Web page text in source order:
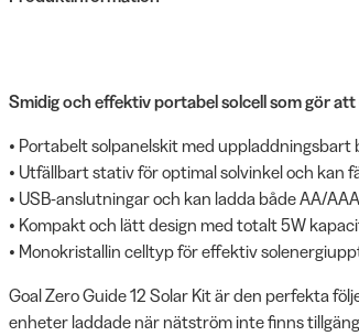
Smidig och effektiv portabel solcell som gör
• Portabelt solpanelskit med
• Utfällbart stativ för optimal solvinkel och kan
• USB-anslutningar och kan ladda både AA/
• Kompakt och lätt design med totalt 5W
• Monokristallin celltyp för effektiv
Goal Zero Guide 12 Solar Kit är den perfekta
enheter laddade när nätström inte finns